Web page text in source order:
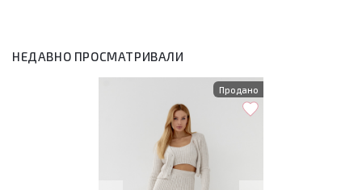
НЕДАВНО ПРОСМАТРИВАЛИ
Продано